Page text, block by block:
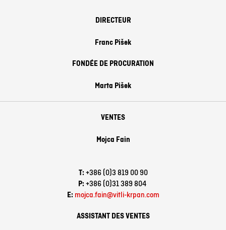
DIRECTEUR
Franc Pišek
FONDÉE DE PROCURATION
Marta Pišek
VENTES
Mojca Fain
T:+386 (0)3 819 00 90
P:+386 (0)31 389 804
E: mojca.fain@vitli-krpan.com
ASSISTANT DES VENTES